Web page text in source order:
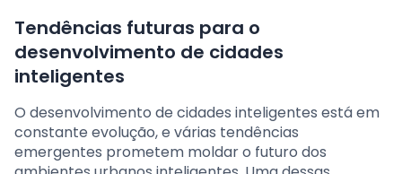
Tendências futuras para o
desenvolvimento de cidades
inteligentes
O desenvolvimento de cidades inteligentes está em
constante evolução, e várias tendências
emergentes prometem moldar o futuro dos